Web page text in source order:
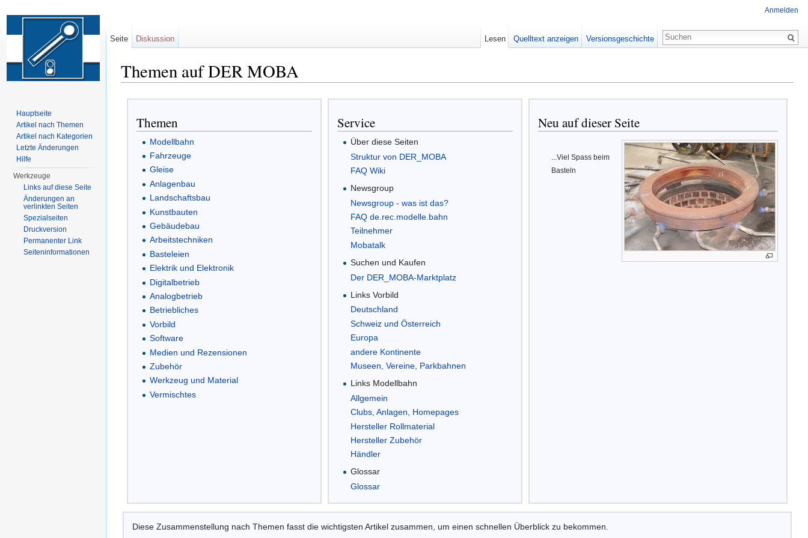
Themen auf DER MOBA
Themen
Modellbahn
Fahrzeuge
Gleise
Anlagenbau
Landschaftsbau
Kunstbauten
Gebäudebau
Arbeitstechniken
Basteleien
Elektrik und Elektronik
Digitalbetrieb
Analogbetrieb
Betriebliches
Vorbild
Software
Medien und Rezensionen
Zubehör
Werkzeug und Material
Vermischtes
Service
Über diese Seiten
Struktur von DER_MOBA
FAQ Wiki
Newsgroup
Newsgroup - was ist das?
FAQ de.rec.modelle.bahn
Teilnehmer
Mobatalk
Suchen und Kaufen
Der DER_MOBA-Marktplatz
Links Vorbild
Deutschland
Schweiz und Österreich
Europa
andere Kontinente
Museen, Vereine, Parkbahnen
Links Modellbahn
Allgemein
Clubs, Anlagen, Homepages
Hersteller Rollmaterial
Hersteller Zubehör
Händler
Glossar
Glossar
Neu auf dieser Seite
...Viel Spass beim
Basteln
Diese Zusammenstellung nach Themen fasst die wichtigsten Artikel zusammen, um einen schnellen Überblick zu bekommen.
Anmelden
Seite Diskussion Lesen Quelltext anzeigen Versionsgeschichte
Hauptseite
Artikel nach Themen
Artikel nach Kategorien
Letzte Änderungen
Hilfe
Werkzeuge
Links auf diese Seite
Änderungen an
verlinkten Seiten
Spezialseiten
Druckversion
Permanenter Link
Seiten­informationen